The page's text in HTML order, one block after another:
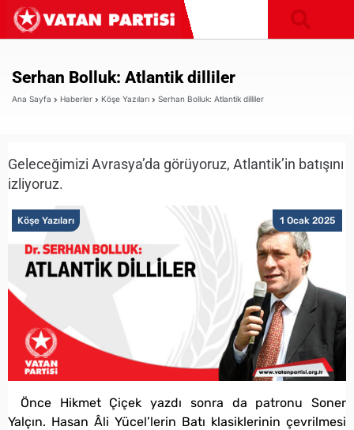
Serhan Bolluk: Atlantik dilliler
Ana Sayfa Haberler Köşe Yazıları Serhan Bolluk: Atlantik dilliler
Geleceğimizi Avrasya’da görüyoruz, Atlantik’in batışını
izliyoruz.
1 Ocak 2025
Köşe Yazıları
Önce Hikmet Çiçek yazdı sonra da patronu Soner
Yalçın. Hasan Âli Yücel’lerin Batı klasiklerinin çevrilmesi